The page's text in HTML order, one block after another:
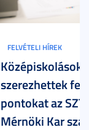
FELVÉTELI HÍREK
Középiskolások
szerezhettek
pontokat az
Mérnöki Kar